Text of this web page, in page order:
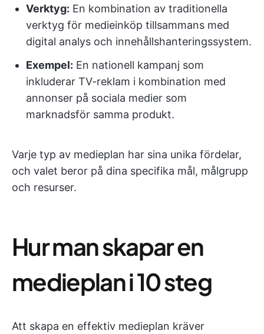
Verktyg: En kombination av traditionella
verktyg för medieinköp tillsammans med
digital analys och innehållshanteringssystem.
Exempel: En nationell kampanj som
inkluderar TV-reklam i kombination med
annonser på sociala medier som
marknadsför samma produkt.
Varje typ av medieplan har sina unika fördelar,
och valet beror på dina specifika mål, målgrupp
och resurser.
Hur man skapar en
medieplan i 10 steg
Att skapa en effektiv medieplan kräver